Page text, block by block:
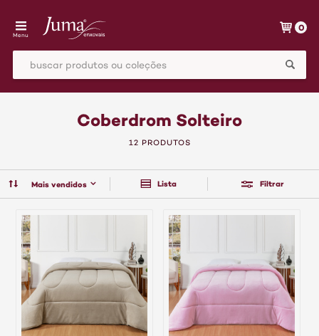
Menu
0
Coberdrom Solteiro
Mais vendidos Lista Filtrar
12 PRODUTOS